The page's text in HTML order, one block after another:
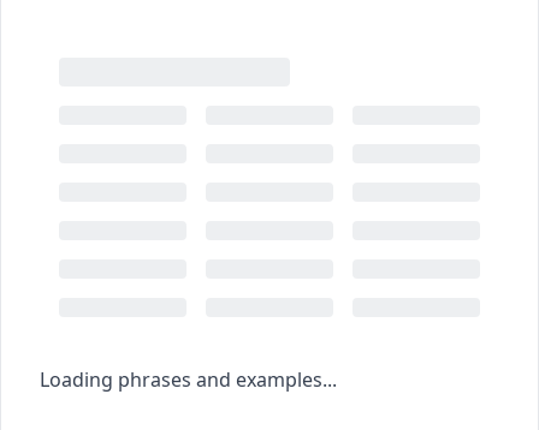
Loading phrases and examples...